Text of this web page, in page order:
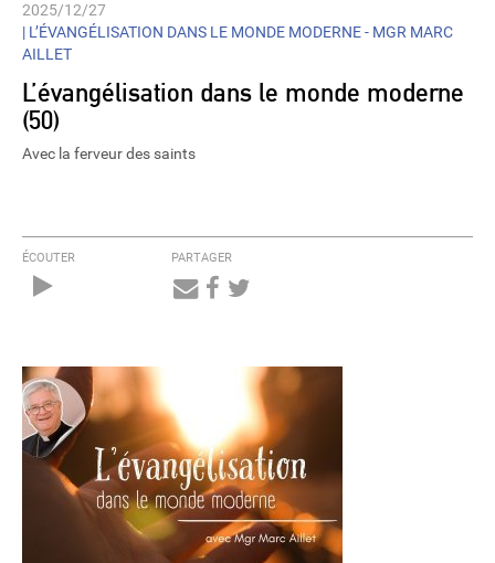
2025/12/27
| L’ÉVANGÉLISATION DANS LE MONDE MODERNE - MGR MARC
AILLET
L’évangélisation dans le monde moderne
(50)
Avec la ferveur des saints
ÉCOUTER PARTAGER